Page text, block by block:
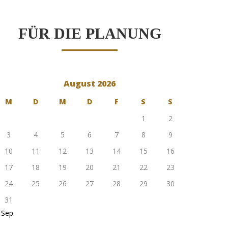
FÜR DIE PLANUNG
August 2026
M D M D F S
S
1
2
3
4 5 6 7 8
9
10
11 12 13 14 15
16
17
18 19 20 21 22
23
24
25 26 27 28 29
30
31